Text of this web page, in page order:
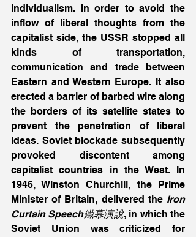
individualism. In order to avoid the
inflow of liberal thoughts from the
capitalist side, the USSR stopped all
kinds of transportation,
communication and trade between
Eastern and Western Europe. It also
erected a barrier of barbed wire along
the borders of its satellite states to
prevent the penetration of liberal
ideas. Soviet blockade subsequently
provoked discontent among
capitalist countries in the West. In
1946, Winston Churchill, the Prime
Minister of Britain, delivered the Iron
Curtain Speech鐵幕演說, in which the
Soviet Union was criticized for